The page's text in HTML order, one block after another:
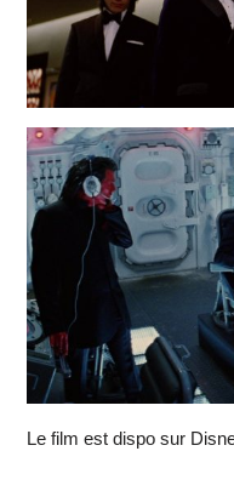
Le film est dispo sur